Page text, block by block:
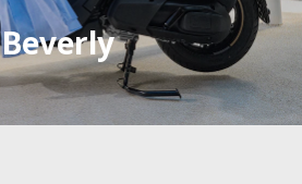
Beverly